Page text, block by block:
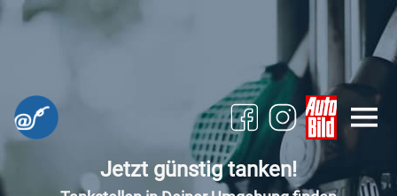
Jetzt günstig tanken!